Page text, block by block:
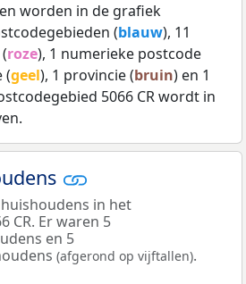
worden in de grafiek
(blauw), 11
roze), 1 numerieke postcode
(geel), 1 provincie (bruin) en 1
5066 CR wordt in
in het
CR. Er waren 5
en 5
(afgerond op vijftallen).